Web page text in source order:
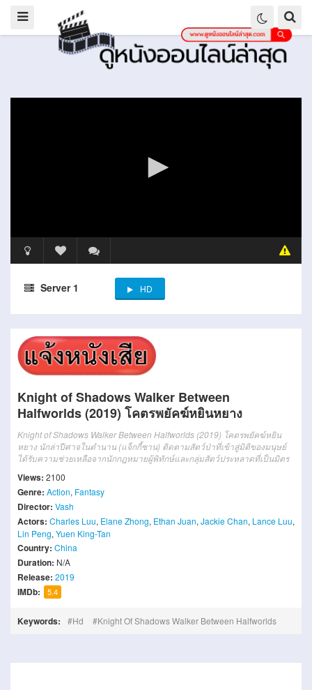
Server 1 HD
Knight of Shadows Walker Between
Halfworlds (2019) โคตรพยัคฆ์หยินหยาง
Knight of Shadows Walker Between Halfworlds (2019) โคตรพยัคฆ์หยิน
หยาง นักล่าปีศาจในตำนาน (แจ็กกี้ชาน) ติดตามสัตว์ป่าที่เข้าสู่มิติของมนุษย์
ได้รับความช่วยเหลือจากนักกฎหมายผู้พิทักษ์และกลุ่มสัตว์ประหลาดที่เป็นมิตร
Views: 2100
Genre: Action, Fantasy
Director: Vash
Actors: Charles Luu, Elane Zhong, Ethan Juan, Jackie Chan, Lance Luu,
Lin Peng, Yuen King-Tan
Country: China
Duration: N/A
Release: 2019
IMDb: 5.4
Keywords: Hd Knight Of Shadows Walker Between Halfworlds